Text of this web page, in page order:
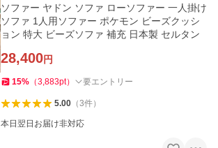
ソファー ヤドン ソファ ローソファー 一人掛け
ソファ 1人用ソファー ポケモン ビーズクッシ
ョン 特大 ビーズソファ 補充 日本製 セルタン
28,400円
15% （3,883pt） 要エントリー
5.00（3件）
本日翌日お届け非対応